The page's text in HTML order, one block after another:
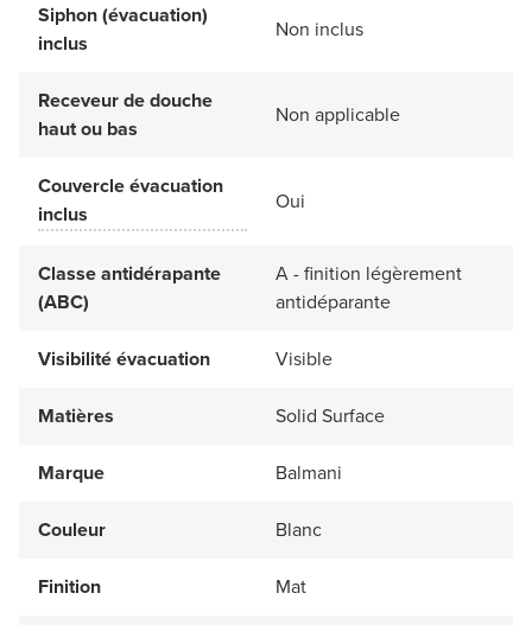
Siphon (évacuation)
inclus
Non inclus
Receveur de douche
haut ou bas
Non applicable
Couvercle évacuation
inclus
Oui
Classe antidérapante
(ABC)
A - finition légèrement
antidéparante
Visibilité évacuation Visible
Matières Solid Surface
Marque Balmani
Couleur Blanc
Finition Mat